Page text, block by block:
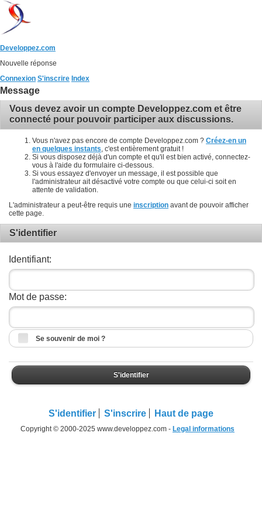
Developpez.com
Nouvelle réponse
Connexion S'inscrire Index
Message
Vous devez avoir un compte Developpez.com et être
connecté pour pouvoir participer aux discussions.
Vous n'avez pas encore de compte Developpez.com ? Créez-en un
en quelques instants , c'est entièrement gratuit !
Si vous disposez déjà d'un compte et qu'il est bien activé, connectez-
vous à l'aide du formulaire ci-dessous.
Si vous essayez d'envoyer un message, il est possible que
l'administrateur ait désactivé votre compte ou que celui-ci soit en
attente de validation.
L'administrateur a peut-être requis une inscription avant de pouvoir afficher
cette page.
S'identifier
Identifiant:
Mot de passe:
Se souvenir de moi ?
S'identifier
S'identifier S'inscrire Haut de page
Copyright © 2000-2025 www.developpez.com - Legal informations